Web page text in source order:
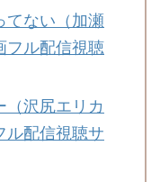
てない（加瀬
フル配信視聴
（沢尻エリカ
ル配信視聴サ